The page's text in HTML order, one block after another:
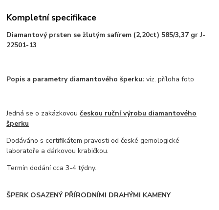
Kompletní specifikace
Diamantový prsten se žlutým safírem (2,20ct) 585/3,37 gr J-
22501-13
Popis a parametry diamantového šperku: viz. příloha foto
Jedná se o zakázkovoučeskou ruční výrobu diamantového
šperku
Dodáváno s certifikátem pravosti od české gemologické
laboratoře a dárkovou krabičkou.
Termín dodání cca 3-4 týdny.
ŠPERK OSAZENÝ PŘÍRODNÍMI DRAHÝMI KAMENY